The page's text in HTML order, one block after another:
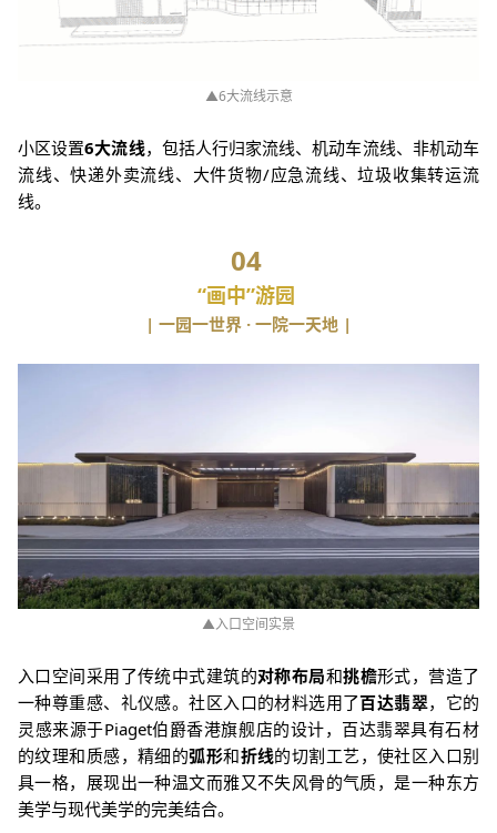
▲6大流线示意
小区设置6大流线，包括人行归家流线、机动车流线、非机动车
流线、快递外卖流线、大件货物/应急流线、垃圾收集转运流
线。
04
“画中”游园
| 一园一世界 · 一院一天地 |
▲入口空间实景
入口空间采用了传统中式建筑的对称布局和挑檐形式，营造了
一种尊重感、礼仪感。社区入口的材料选用了百达翡翠，它的
灵感来源于Piaget伯爵香港旗舰店的设计，百达翡翠具有石材
的纹理和质感，精细的弧形和折线的切割工艺，使社区入口别
具一格，展现出一种温文而雅又不失风骨的气质，是一种东方
美学与现代美学的完美结合。